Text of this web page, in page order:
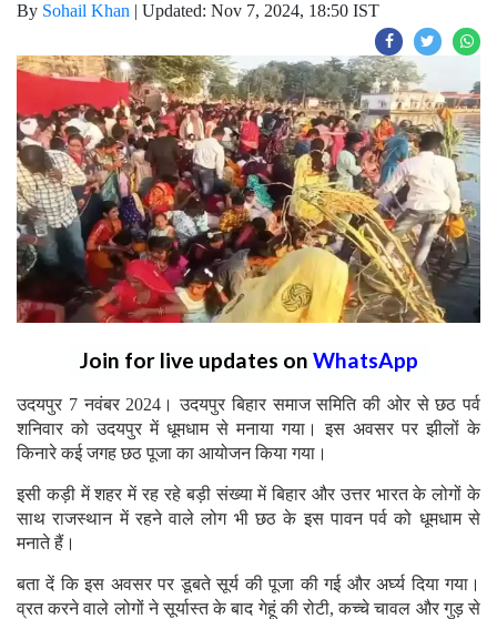
By Sohail Khan | Updated: Nov 7, 2024, 18:50 IST
Join for live updates on WhatsApp
उदयपुर 7 नवंबर 2024। उदयपुर बिहार समाज समिति की ओर से छठ पर्व
शनिवार को उदयपुर में धूमधाम से मनाया गया। इस अवसर पर झीलों के
किनारे कई जगह छठ पूजा का आयोजन किया गया।
इसी कड़ी में शहर में रह रहे बड़ी संख्या में बिहार और उत्तर भारत के लोगों के
साथ राजस्थान में रहने वाले लोग भी छठ के इस पावन पर्व को धूमधाम से
मनाते हैं।
बता दें कि इस अवसर पर डूबते सूर्य की पूजा की गई और अर्घ्य दिया गया।
व्रत करने वाले लोगों ने सूर्यास्त के बाद गेहूं की रोटी, कच्चे चावल और गुड़ से